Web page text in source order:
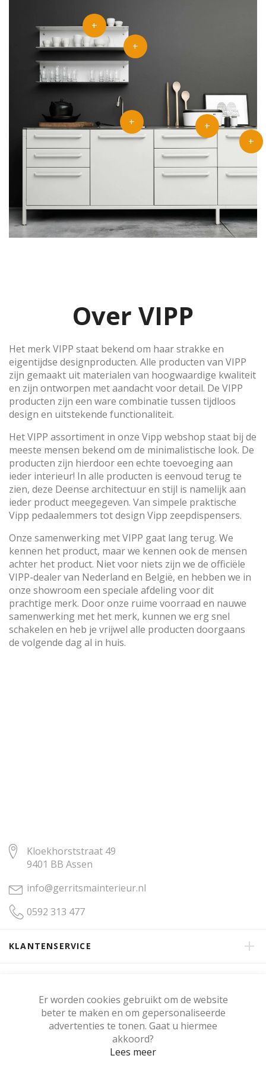
Er worden cookies gebruikt om de website
beter te maken en om gepersonaliseerde
advertenties te tonen. Gaat u hiermee
akkoord?
Lees meer
+
+ +
+
+
Over VIPP
Het merk VIPP staat bekend om haar strakke en
eigentijdse designproducten. Alle producten van VIPP
zijn gemaakt uit materialen van hoogwaardige kwaliteit
en zijn ontworpen met aandacht voor detail. De VIPP
producten zijn een ware combinatie tussen tijdloos
design en uitstekende functionaliteit.
Het VIPP assortiment in onze Vipp webshop staat bij de
meeste mensen bekend om de minimalistische look. De
producten zijn hierdoor een echte toevoeging aan
ieder interieur! In alle producten is eenvoud terug te
zien, deze Deense architectuur en stijl is namelijk aan
ieder product meegegeven. Van simpele praktische
Vipp pedaalemmers tot design Vipp zeepdispensers.
Onze samenwerking met VIPP gaat lang terug. We
kennen het product, maar we kennen ook de mensen
achter het product. Niet voor niets zijn we de officiële
VIPP-dealer van Nederland en België, en hebben we in
onze showroom een speciale afdeling voor dit
prachtige merk. Door onze ruime voorraad en nauwe
samenwerking met het merk, kunnen we erg snel
schakelen en heb je vrijwel alle producten doorgaans
de volgende dag al in huis.
Kloekhorststraat 49
9401 BB Assen
info@gerritsmainterieur.nl
0592 313 477
KLANTENSERVICE
KLANTENBEOORDELING